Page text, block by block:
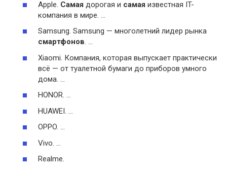
Apple. Самая дорогая и самая известная IT-
компания в мире. …
Samsung. Samsung — многолетний лидер рынка
смартфонов. …
Xiaomi. Компания, которая выпускает практически
всё — от туалетной бумаги до приборов умного
дома. …
HONOR. …
HUAWEI. …
OPPO. …
Vivo. …
Realme.